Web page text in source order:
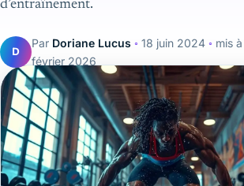
d’entraînement.
D
Par Doriane Lucus ◦ 18 juin 2024 ◦ mis
février 2026